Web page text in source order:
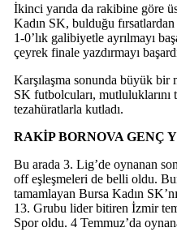
İkinci yarıda da rakibine göre
Kadın SK, bulduğu fırsatlardan
1-0’lık galibiyetle ayrılmayı
çeyrek finale yazdırmayı
Karşılaşma sonunda büyük bir
SK futbolcuları, mutluluklarını
tezahüratlarla kutladı.
RAKİP BORNOVA GENÇ
Bu arada 3. Lig’de oynanan
off eşleşmeleri de belli oldu.
tamamlayan Bursa Kadın
13. Grubu lider bitiren İzmir
Spor oldu. 4 Temmuz’da